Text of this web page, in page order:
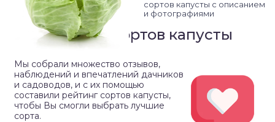
сортов капусты с описанием
и фотографиями
Рейтинг сортов капусты
Мы собрали множество отзывов,
наблюдений и впечатлений дачников
и садоводов, и с их помощью
составили рейтинг сортов капусты,
чтобы Вы смогли выбрать лучшие
сорта.